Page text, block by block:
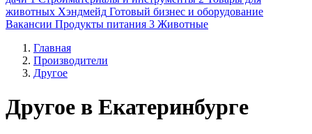
животных Хэндмейд Готовый бизнес и оборудование
Вакансии Продукты питания 3 Животные
Главная
Производители
Другое
Другое в Екатеринбурге